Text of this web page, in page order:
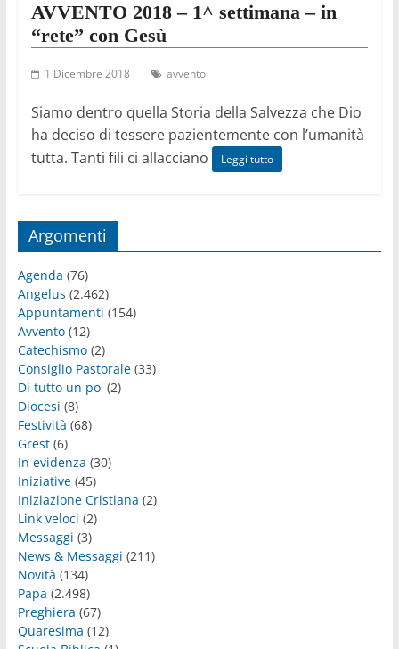
AVVENTO 2018 – 1^ settimana – in
“rete” con Gesù
1 Dicembre 2018 avvento
Siamo dentro quella Storia della Salvezza che Dio
ha deciso di tessere pazientemente con l’umanità
tutta. Tanti fili ci allacciano
Leggi tutto
Argomenti
Agenda (76)
Angelus (2.462)
Appuntamenti (154)
Avvento(12)
Catechismo(2)
Consiglio Pastorale(33)
Di tutto un po'(2)
Diocesi (8)
Festività (68)
Grest(6)
In evidenza (30)
Iniziative(45)
Iniziazione Cristiana (2)
Link veloci (2)
Messaggi (3)
News & Messaggi (211)
Novità (134)
Papa (2.498)
Preghiera (67)
Quaresima (12)